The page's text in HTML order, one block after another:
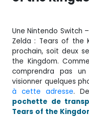
Une Nintendo Switch
Zelda : Tears of the
prochain, soit deux
the Kingdom.
comprendra pas
visionner quelques
à cette adresse.
pochette de
Tears of the